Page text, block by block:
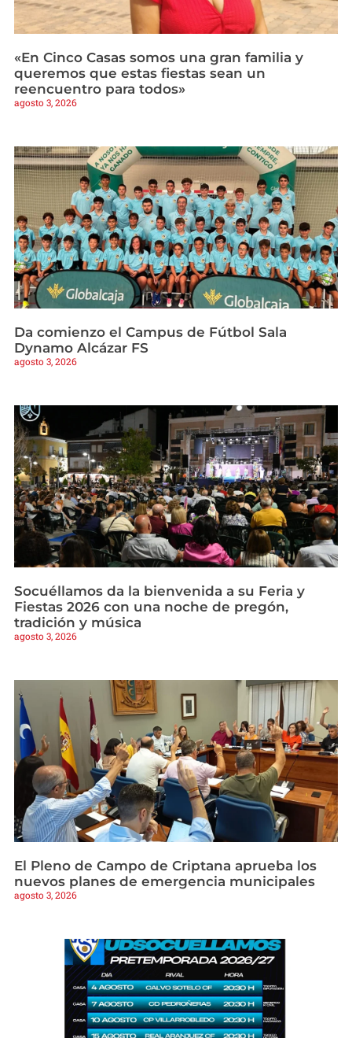
«En Cinco Casas somos una gran familia y
queremos que estas fiestas sean un
reencuentro para todos»
agosto 3, 2026
Da comienzo el Campus de Fútbol Sala
Dynamo Alcázar FS
agosto 3, 2026
Socuéllamos da la bienvenida a su Feria y
Fiestas 2026 con una noche de pregón,
tradición y música
agosto 3, 2026
El Pleno de Campo de Criptana aprueba los
nuevos planes de emergencia municipales
agosto 3, 2026